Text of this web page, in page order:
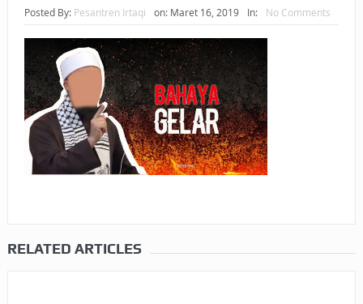
HUKUM MEMBAYAR ZAKAT KEPADA KERABAT SENDIRI
Posted By: Pesantren Irtaqi on: Maret 16, 2019 In: No Comments
RELATED ARTICLES